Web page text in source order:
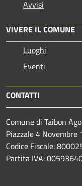
Avvisi
VIVERE IL COMUNE
Luoghi
Eventi
CONTATTI
Comune di Taibon
Piazzale 4
Codice Fiscale:
Partita IVA: